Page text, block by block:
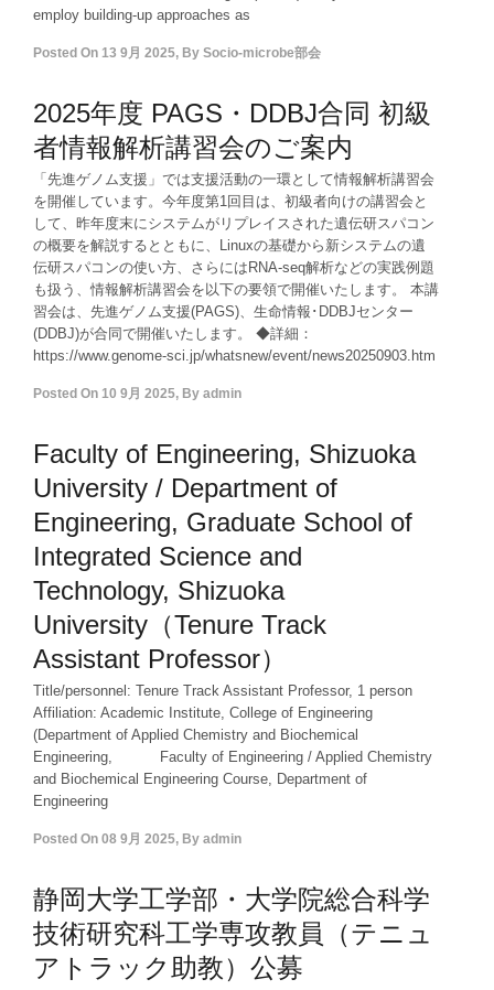
employ building-up approaches as
Posted On 13 9月 2025, By Socio-microbe部会
2025年度 PAGS・DDBJ合同 初級
者情報解析講習会のご案内
「先進ゲノム支援」では支援活動の一環として情報解析講習会
を開催しています。今年度第1回目は、初級者向けの講習会と
して、昨年度末にシステムがリプレイスされた遺伝研スパコン
の概要を解説するとともに、Linuxの基礎から新システムの遺
伝研スパコンの使い方、さらにはRNA-seq解析などの実践例題
も扱う、情報解析講習会を以下の要領で開催いたします。 本講
習会は、先進ゲノム支援(PAGS)、生命情報･DDBJセンター
(DDBJ)が合同で開催いたします。 ◆詳細：
https://www.genome-sci.jp/whatsnew/event/news20250903.htm
Posted On 10 9月 2025, By admin
Faculty of Engineering, Shizuoka
University / Department of
Engineering, Graduate School of
Integrated Science and
Technology, Shizuoka
University（Tenure Track
Assistant Professor）
Title/personnel: Tenure Track Assistant Professor, 1 person
Affiliation: Academic Institute, College of Engineering
(Department of Applied Chemistry and Biochemical
Engineering, Faculty of Engineering / Applied Chemistry
and Biochemical Engineering Course, Department of
Engineering
Posted On 08 9月 2025, By admin
静岡大学工学部・大学院総合科学
技術研究科工学専攻教員（テニュ
アトラック助教）公募